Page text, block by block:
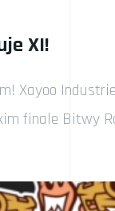
XI!
Xayoo
finale Bitwy